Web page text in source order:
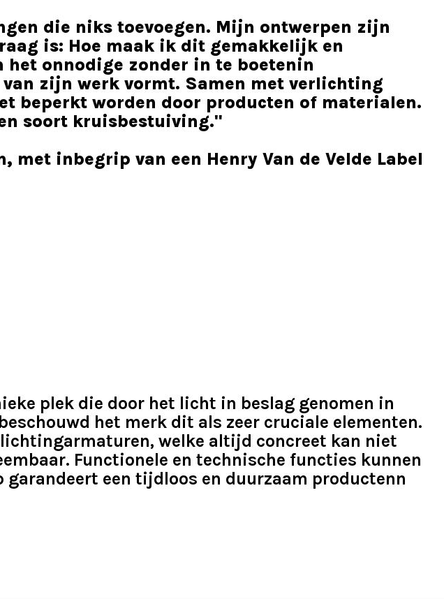
die niks toevoegen. Mijn ontwerpen zijn
is: Hoe maak ik dit gemakkelijk en
het onnodige zonder in te boetenin
zijn werk vormt. Samen met verlichting
beperkt worden door producten of materialen.
soort kruisbestuiving."
inbegrip van een Henry Van de Velde Label
plek die door het licht in beslag genomen in
het merk dit als zeer cruciale elementen.
welke altijd concreet kan niet
Functionele en technische functies kunnen
een tijdloos en duurzaam productenn